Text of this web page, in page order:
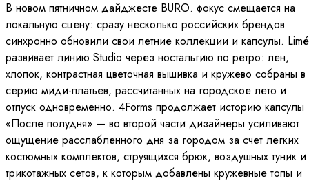
В новом пятничном дайджесте BURO. фокус смещается на
локальную сцену: сразу несколько российских брендов
синхронно обновили свои летние коллекции и капсулы. Limé
развивает линию Studio через ностальгию по ретро: лен,
хлопок, контрастная цветочная вышивка и кружево собраны в
серию миди-платьев, рассчитанных на городское лето и
отпуск одновременно. 4Forms продолжает историю капсулы
«После полудня» — во второй части дизайнеры усиливают
ощущение расслабленного дня за городом за счет легких
костюмных комплектов, струящихся брюк, воздушных туник и
трикотажных сетов, к которым добавлены кружевные топы и